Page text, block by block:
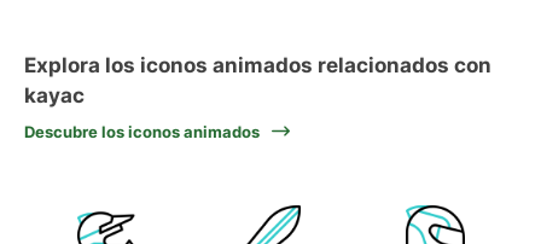
Explora los iconos animados relacionados con
kayac
Descubre los iconos animados